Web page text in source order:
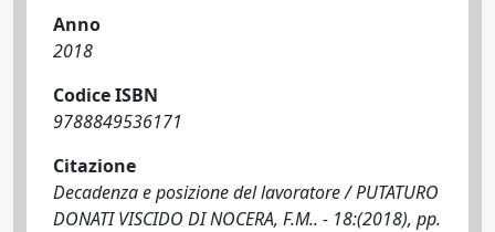
Anno
2018
Codice ISBN
9788849536171
Citazione
Decadenza e posizione del lavoratore / PUTATURO
DONATI VISCIDO DI NOCERA, F.M.. - 18:(2018), pp.